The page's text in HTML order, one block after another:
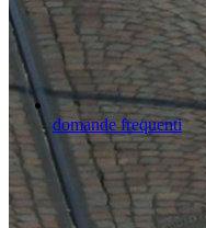
domande frequenti